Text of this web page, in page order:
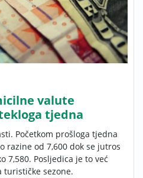
valute
tjedna
Početkom prošloga tjedna
razine od 7,600 dok se jutros
7,580. Posljedica je to već
turističke sezone.